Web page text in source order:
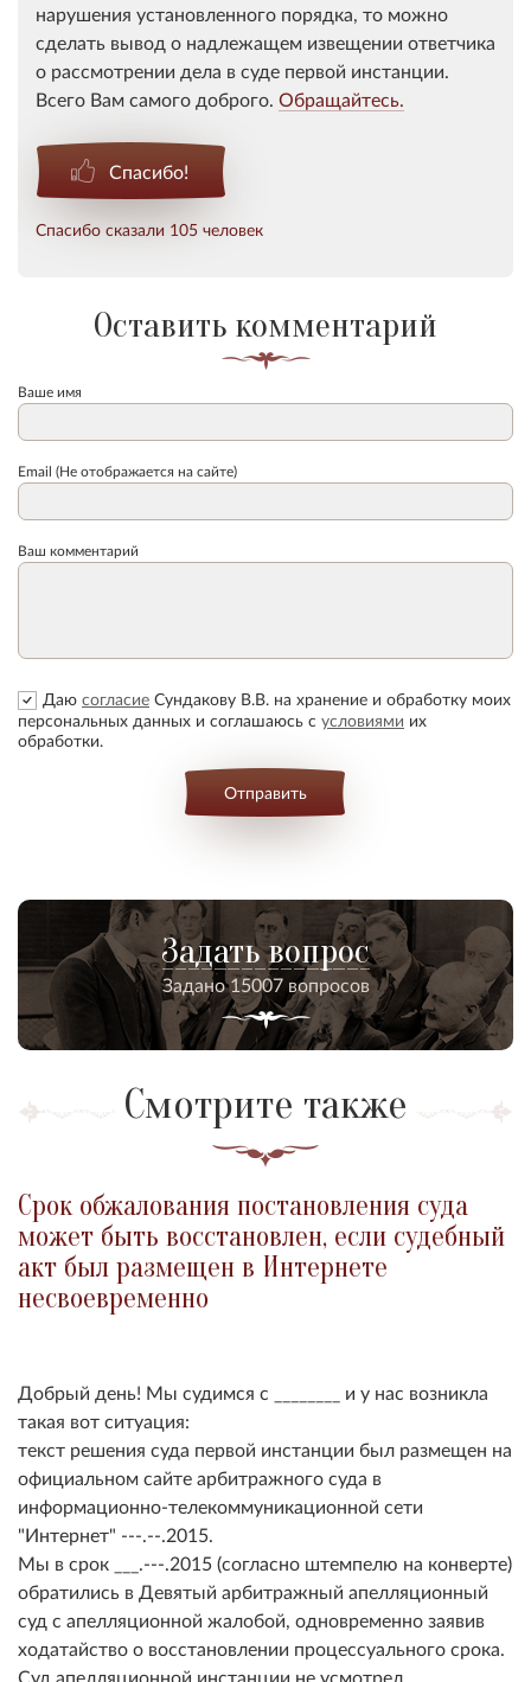
нарушения установленного порядка, то можно
сделать вывод о надлежащем извещении ответчика
о рассмотрении дела в суде первой инстанции.
Всего Вам самого доброго. Обращайтесь.
Спасибо!
Спасибо сказали 105 человек
Оставить комментарий
Ваше имя
Email (Не отображается на сайте)
Ваш комментарий
Даю согласие Сундакову В.В. на хранение и обработку моих
персональных данных и соглашаюсь с условиями их
обработки.
Отправить
Задать вопрос
Задано 15007 вопросов
Смотрите также
Срок обжалования постановления суда
может быть восстановлен, если судебный
акт был размещен в Интернете
несвоевременно
Добрый день! Мы судимся с ________ и у нас возникла
такая вот ситуация:
текст решения суда первой инстанции был размещен на
официальном сайте арбитражного суда в
информационно-телекоммуникационной сети
"Интернет" ---.--.2015.
Мы в срок ___.---.2015 (согласно штемпелю на конверте)
обратились в Девятый арбитражный апелляционный
суд с апелляционной жалобой, одновременно заявив
ходатайство о восстановлении процессуального срока.
Суд апелляционной инстанции не усмотрел